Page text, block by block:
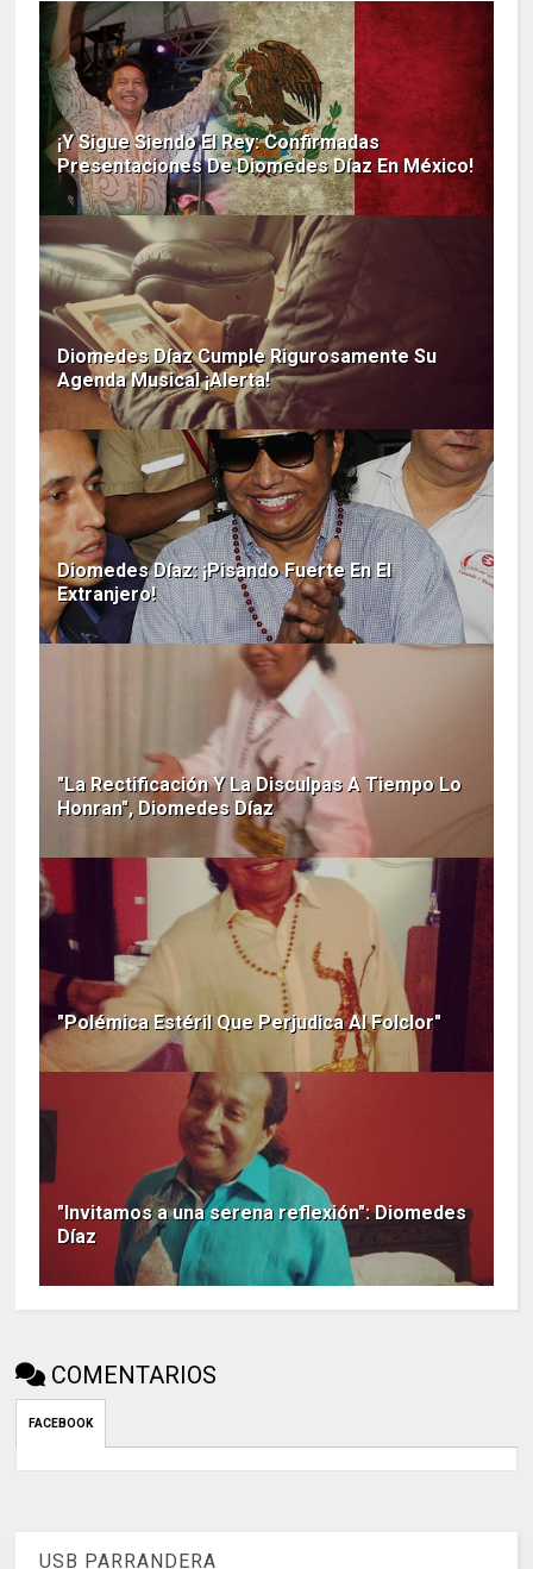
¡Y Sigue Siendo El Rey: Confirmadas
Presentaciones De Diomedes Díaz En México!
Diomedes Díaz Cumple Rigurosamente Su
Agenda Musical ¡Alerta!
Diomedes Díaz: ¡Pisando Fuerte En El
Extranjero!
"La Rectificación Y La Disculpas A Tiempo Lo
Honran", Diomedes Díaz
"Polémica Estéril Que Perjudica Al Folclor"
"Invitamos a una serena reflexión": Diomedes
Díaz
COMENTARIOS
FACEBOOK
USB PARRANDERA